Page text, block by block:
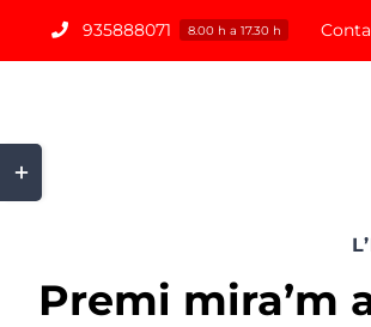
al
935888071 8.00 h a 17.30 h
Premi mira’m
Toggle
Sliding